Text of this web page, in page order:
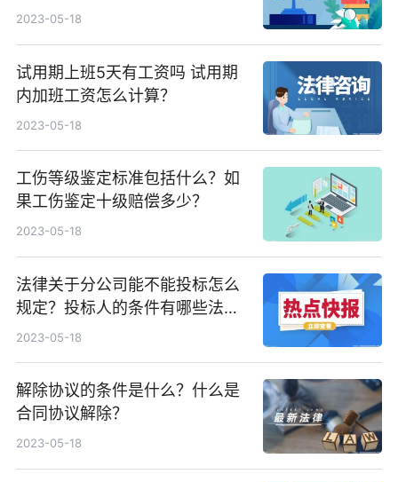
2023-05-18
试用期上班5天有工资吗 试用期
内加班工资怎么计算？
2023-05-18
工伤等级鉴定标准包括什么？如
果工伤鉴定十级赔偿多少？
2023-05-18
法律关于分公司能不能投标怎么
规定？投标人的条件有哪些法律
依据？
2023-05-18
解除协议的条件是什么？什么是
合同协议解除？
2023-05-18